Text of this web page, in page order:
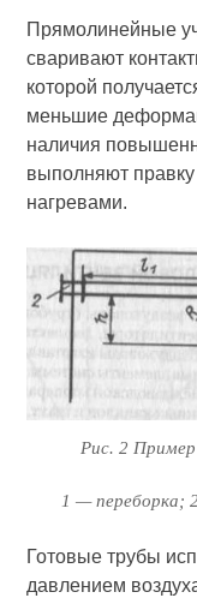
Прямолинейные
сваривают
которой
меньшие
наличия
выполняют
нагревами.
Рис. 2 Пример
1 — переборка;
Готовые трубы
давлением